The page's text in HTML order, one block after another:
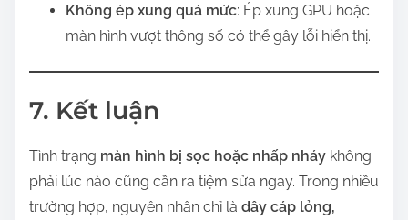
Không ép xung quá mức: Ép xung GPU hoặc
màn hình vượt thông số có thể gây lỗi hiển thị.
7. Kết luận
Tình trạng màn hình bị sọc hoặc nhấp nháy không
phải lúc nào cũng cần ra tiệm sửa ngay. Trong nhiều
trường hợp, nguyên nhân chỉ là dây cáp lỏng,